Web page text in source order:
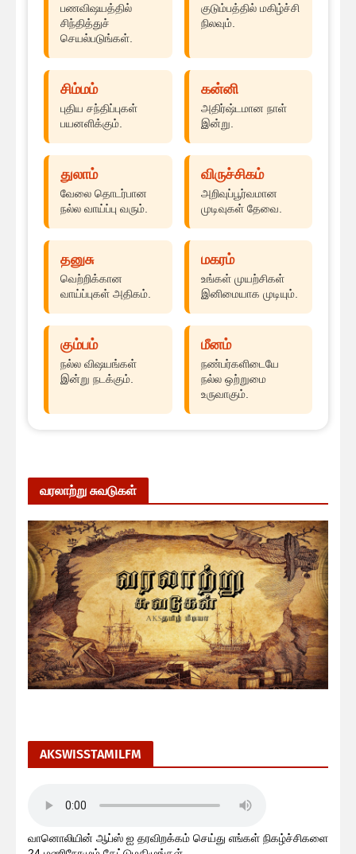
பணவிஷயத்தில்
சிந்தித்துச்
செயல்படுங்கள்.
குடும்பத்தில் மகிழ்ச்சி
நிலவும்.
சிம்மம்
புதிய சந்திப்புகள்
பயனளிக்கும்.
கன்னி
அதிர்ஷ்டமான நாள்
இன்று.
துலாம்
வேலை தொடர்பான
நல்ல வாய்ப்பு வரும்.
விருச்சிகம்
அறிவுப்பூர்வமான
முடிவுகள் தேவை.
தனுசு
வெற்றிக்கான
வாய்ப்புகள் அதிகம்.
மகரம்
உங்கள் முயற்சிகள்
இனிமையாக முடியும்.
கும்பம்
நல்ல விஷயங்கள்
இன்று நடக்கும்.
மீனம்
நண்பர்களிடையே
நல்ல ஒற்றுமை
உருவாகும்.
வரலாற்று சுவடுகள்
AKSWISSTAMILFM
வானொலியின் ஆப்ஸ் ஐ தரவிறக்கம் செய்து எங்கள் நிகழ்ச்சிகளை